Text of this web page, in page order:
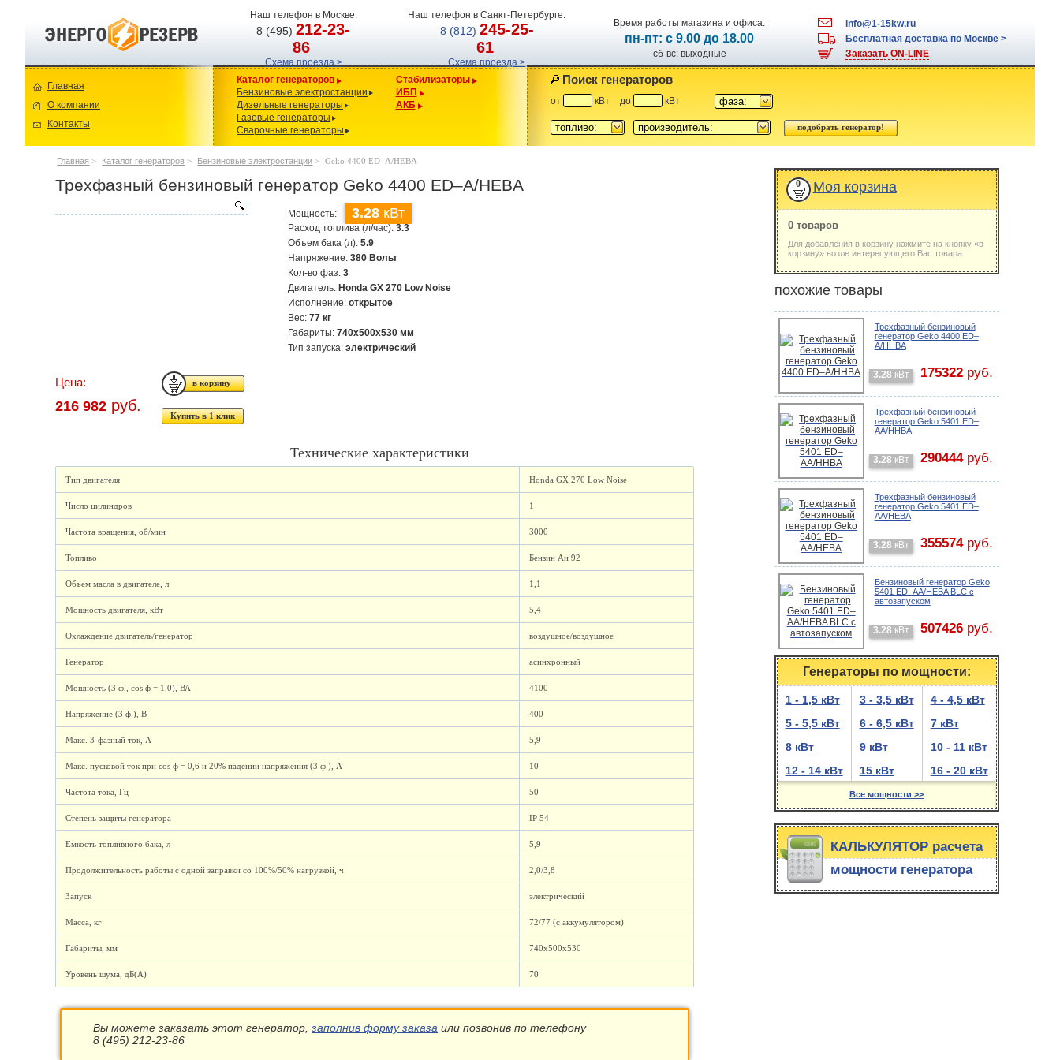
Наш телефон в Москве:
8 (495)212-23-
86
Схема проезда >
Наш телефон в Санкт-Петербурге:
8 (812) 245-25-
61
Схема проезда >
Время работы магазина и офиса:
пн-пт: с 9.00 до 18.00
сб-вс: выходные
info@1-15kw.ru
Бесплатная доставка по Москве >
Заказать ON-LINE
Главная
О компании
Контакты
Каталог генераторов
Бензиновые электростанции
Дизельные генераторы
Газовые генераторы
Сварочные генераторы
Стабилизаторы
ИБП
АКБ
Поиск генераторов
от кВт до кВт фаза:
топливо: производитель:
Главная > Каталог генераторов > Бензиновые электростанции > Geko 4400 ED–A/HEBA
Трехфазный бензиновый генератор Geko 4400 ED–A/HEBA
Мощность: 3.28 кВт
Расход топлива (л/час):3.3
Объем бака (л):5.9
Напряжение:380 Вольт
Кол-во фаз:3
Двигатель: Honda GX 270 Low Noise
Исполнение:открытое
Вес:77 кг
Габариты:740х500х530 мм
Тип запуска:электрический
Цена:
216 982 руб.
Купить в 1 клик
Технические характеристики
Тип двигателя Honda GX 270 Low Noise
Число цилиндров 1
Частота вращения, об/мин 3000
Топливо Бензин Аи 92
Объем масла в двигателе, л 1,1
Мощность двигателя, кВт 5,4
Охлаждение двигатель/генератор воздушное/воздушное
Генератор асинхронный
Мощность (3 ф., cos ф = 1,0), ВА 4100
Напряжение (3 ф.), В 400
Макс. 3-фазный ток, А 5,9
Макс. пусковой ток при cos ф = 0,6 и 20% падении напряжения (3 ф.), А 10
Частота тока, Гц 50
Степень защиты генератора IP 54
Емкость топливного бака, л 5,9
Продолжительность работы с одной заправки со 100%/50% нагрузкой, ч 2,0/3,8
Запуск электрический
Масса, кг 72/77 (с аккумулятором)
Габариты, мм 740х500х530
Уровень шума, дБ(А) 70
Вы можете заказать этот генератор,заполнив форму заказа или позвонив по телефону
8 (495) 212-23-86
0 Моя корзина
0 товаров
Для добавления в корзину нажмите на кнопку «в
корзину» возле интересующего Вас товара.
похожие товары
Трехфазный бензиновый
генератор Geko 4400 ED–
A/HHBA
3.28 кВт 175322руб.
Трехфазный бензиновый
генератор Geko 5401 ED–
AA/HHBA
3.28 кВт 290444руб.
Трехфазный бензиновый
генератор Geko 5401 ED–
AA/HЕBA
3.28 кВт 355574руб.
Бензиновый генератор Geko
5401 ED–AA/HEBA BLC с
автозапуском
3.28 кВт 507426руб.
Генераторы по мощности:
1 - 1,5 кВт 3 - 3,5 кВт
4 - 4,5 кВт
5 - 5,5 кВт
6 - 6,5 кВт
7 кВт
8 кВт
9 кВт
10 - 11 кВт
12 - 14 кВт
15 кВт 16 - 20 кВт
Все мощности >>
КАЛЬКУЛЯТОР расчета
мощности генератора